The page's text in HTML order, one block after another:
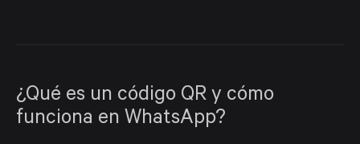
¿Qué es un código QR y cómo
funciona en WhatsApp?